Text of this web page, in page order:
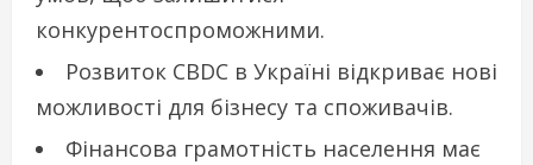
конкурентоспроможними.
Розвиток CBDC в Україні відкриває нові
можливості для бізнесу та споживачів.
Фінансова грамотність населення має